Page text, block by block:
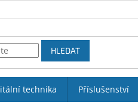
HLEDAT
technika Příslušenství